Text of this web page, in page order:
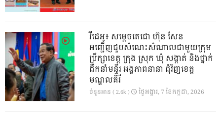
វីដេអូ៖ សម្តេចតេជោ ហ៊ុន សែន
អញ្ជើញជួបសំណេះសំណាលជាមួយក្រុម
ប្រឹក្សាខេត្ត ក្រុង ស្រុក ឃុំ សង្កាត់ និងថ្នាក់
ដឹកនាំមន្ទីរ អង្គភាពនានា ជុំវិញខេត្ត
មណ្ឌលគិរី
ចំនួនអាន ( 2.6k ) ថ្ងៃ​អង្គារ, 7 ខែ​កក្កដា, 2026